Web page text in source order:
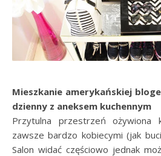
Mieszkanie amerykańskiej
dzienny z aneksem kuchennym
Przytulna przestrzeń ożywiona
zawsze bardzo kobiecymi (jak
Salon widać częściowo jednak